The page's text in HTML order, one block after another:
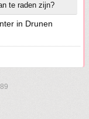
te raden zijn?
in Drunen